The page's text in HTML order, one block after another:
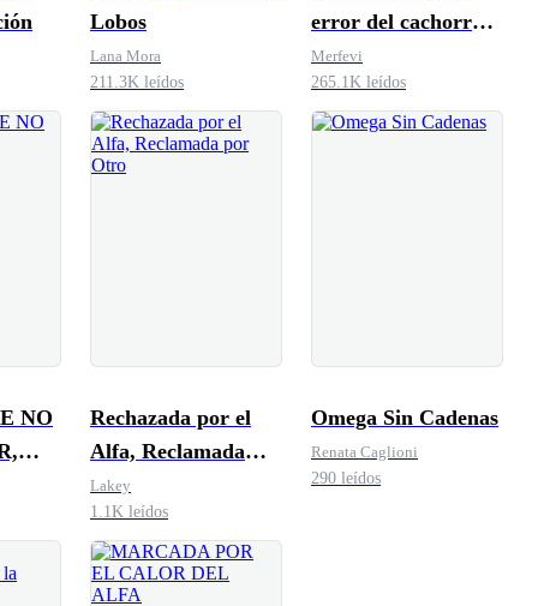
Lobos
Lana Mora
211.3K leídos
error del cachorro
de mi Jefe
Merfevi
265.1K leídos
NO
Rechazada por el
Alfa, Reclamada
por Otro
Lakey
1.1K leídos
Omega Sin Cadenas
Renata Caglioni
290 leídos